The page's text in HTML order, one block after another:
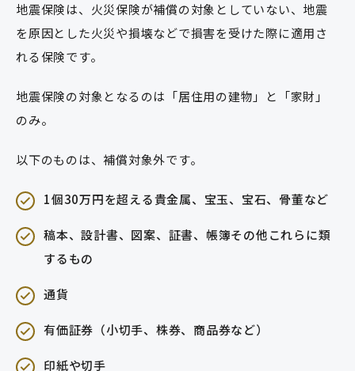
地震保険は、火災保険が補償の対象としていない、地震
を原因とした火災や損壊などで損害を受けた際に適用さ
れる保険です。
地震保険の対象となるのは「居住用の建物」と「家財」
のみ。
以下のものは、補償対象外です。
1個30万円を超える貴金属、宝玉、宝石、骨董など
稿本、設計書、図案、証書、帳簿その他これらに類
するもの
通貨
有価証券（小切手、株券、商品券など）
印紙や切手